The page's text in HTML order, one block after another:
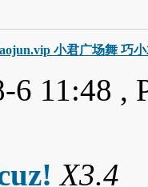
小君广场舞 巧
6 11:48 ,
X3.4